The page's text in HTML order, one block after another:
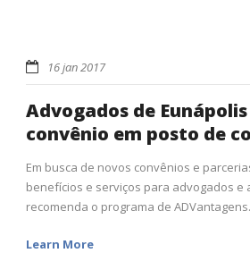
16 jan 2017
Advogados de
convênio em posto de
Em busca de novos convênios e
benefícios e serviços para advogados e
recomenda o programa de
Learn More